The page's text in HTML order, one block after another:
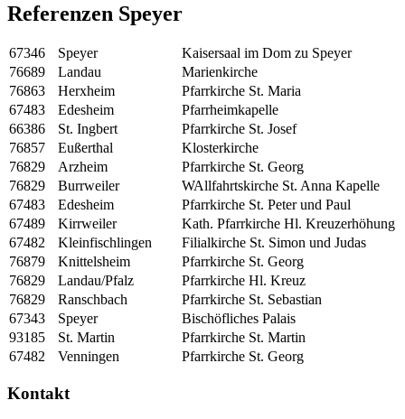
Referenzen Speyer
67346 Speyer
Kaisersaal im Dom zu Speyer
76689
Landau
Marienkirche
76863
Herxheim
Pfarrkirche St. Maria
67483
Edesheim
Pfarrheimkapelle
66386
St. Ingbert
Pfarrkirche St. Josef
76857
Eußerthal
Klosterkirche
76829
Arzheim
Pfarrkirche St. Georg
76829
Burrweiler
WAllfahrtskirche St. Anna Kapelle
67483
Edesheim
Pfarrkirche St. Peter und Paul
67489
Kirrweiler
Kath. Pfarrkirche Hl. Kreuzerhöhung
67482
Kleinfischlingen
Filialkirche St. Simon und Judas
76879
Knittelsheim
Pfarrkirche St. Georg
76829
Landau/Pfalz
Pfarrkirche Hl. Kreuz
76829
Ranschbach
Pfarrkirche St. Sebastian
67343
Speyer
Bischöfliches Palais
93185
St. Martin
Pfarrkirche St. Martin
67482
Venningen Pfarrkirche St. Georg
Kontakt